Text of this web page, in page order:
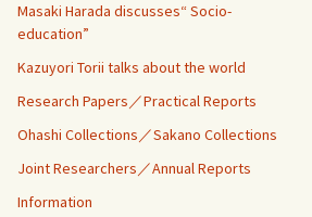
Masaki Harada discusses“ Socio-
education”
Kazuyori Torii talks about the world
Research Papers／Practical Reports
Ohashi Collections／Sakano Collections
Joint Researchers／Annual Reports
Information